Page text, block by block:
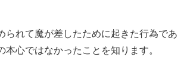
られて魔が差したために起きた行為であ
本心ではなかったことを知ります。